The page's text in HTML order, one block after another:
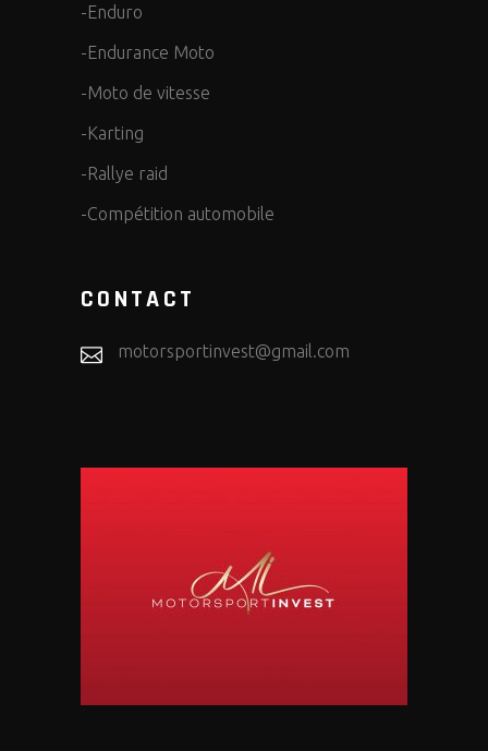
-Enduro
-Endurance Moto
-Moto de vitesse
-Karting
-Rallye raid
-Compétition automobile
CONTACT
motorsportinvest@gmail.com